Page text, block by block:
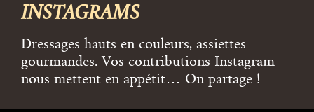
INSTAGRAMS
Dressages hauts en couleurs, assiettes
gourmandes. Vos contributions Instagram
nous mettent en appétit… On partage !